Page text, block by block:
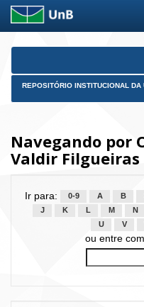
Skip
REPOSITÓRIO INSTITUCIONAL DA
Navegando por
Valdir Filgueiras
Ir para: 0-9 A B
J
K L M N
U
V
ou entre